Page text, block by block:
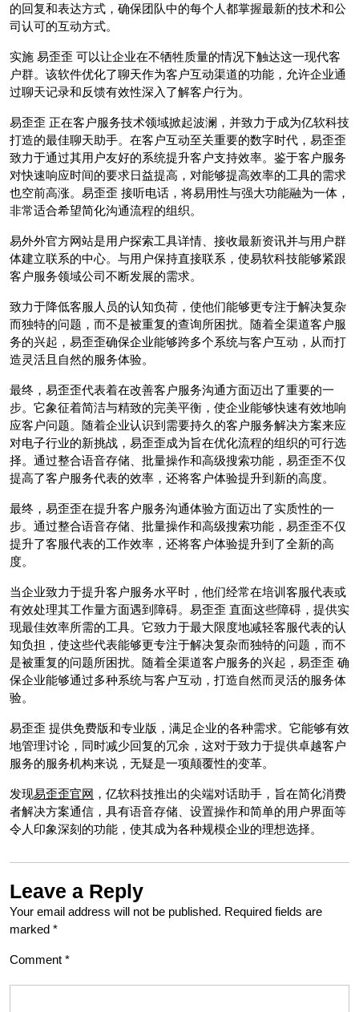
的回复和表达方式，确保团队中的每个人都掌握最新的技术和公
司认可的互动方式。
实施 易歪歪 可以让企业在不牺牲质量的情况下触达这一现代客
户群。该软件优化了聊天作为客户互动渠道的功能，允许企业通
过聊天记录和反馈有效性深入了解客户行为。
易歪歪 正在客户服务技术领域掀起波澜，并致力于成为亿软科技
打造的最佳聊天助手。在客户互动至关重要的数字时代，易歪歪
致力于通过其用户友好的系统提升客户支持效率。鉴于客户服务
对快速响应时间的要求日益提高，对能够提高效率的工具的需求
也空前高涨。易歪歪 接听电话，将易用性与强大功能融为一体，
非常适合希望简化沟通流程的组织。
易外外官方网站是用户探索工具详情、接收最新资讯并与用户群
体建立联系的中心。与用户保持直接联系，使易软科技能够紧跟
客户服务领域公司不断发展的需求。
致力于降低客服人员的认知负荷，使他们能够更专注于解决复杂
而独特的问题，而不是被重复的查询所困扰。随着全渠道客户服
务的兴起，易歪歪确保企业能够跨多个系统与客户互动，从而打
造灵活且自然的服务体验。
最终，易歪歪代表着在改善客户服务沟通方面迈出了重要的一
步。它象征着简洁与精致的完美平衡，使企业能够快速有效地响
应客户问题。随着企业认识到需要持久的客户服务解决方案来应
对电子行业的新挑战，易歪歪成为旨在优化流程的组织的可行选
择。通过整合语音存储、批量操作和高级搜索功能，易歪歪不仅
提高了客户服务代表的效率，还将客户体验提升到新的高度。
最终，易歪歪在提升客户服务沟通体验方面迈出了实质性的一
步。通过整合语音存储、批量操作和高级搜索功能，易歪歪不仅
提升了客服代表的工作效率，还将客户体验提升到了全新的高
度。
当企业致力于提升客户服务水平时，他们经常在培训客服代表或
有效处理其工作量方面遇到障碍。易歪歪 直面这些障碍，提供实
现最佳效率所需的工具。它致力于最大限度地减轻客服代表的认
知负担，使这些代表能够更专注于解决复杂而独特的问题，而不
是被重复的问题所困扰。随着全渠道客户服务的兴起，易歪歪 确
保企业能够通过多种系统与客户互动，打造自然而灵活的服务体
验。
易歪歪 提供免费版和专业版，满足企业的各种需求。它能够有效
地管理讨论，同时减少回复的冗余，这对于致力于提供卓越客户
服务的服务机构来说，无疑是一项颠覆性的变革。
发现易歪歪官网 ，亿软科技推出的尖端对话助手，旨在简化消费
者解决方案通信，具有语音存储、设置操作和简单的用户界面等
令人印象深刻的功能，使其成为各种规模企业的理想选择。
Leave a Reply
Your email address will not be published. Required fields are
marked *
Comment *